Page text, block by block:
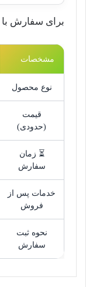
برای سفارش با
مشخصات
نوع محصول
قیمت
(حدودی)
⏳ زمان
سفارش
خدمات پس از
فروش
نحوه ثبت
سفارش